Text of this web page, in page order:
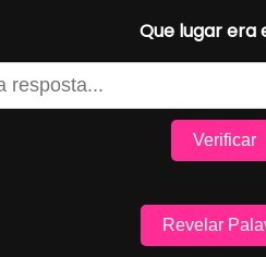
Que lugar era
Verificar
Revelar